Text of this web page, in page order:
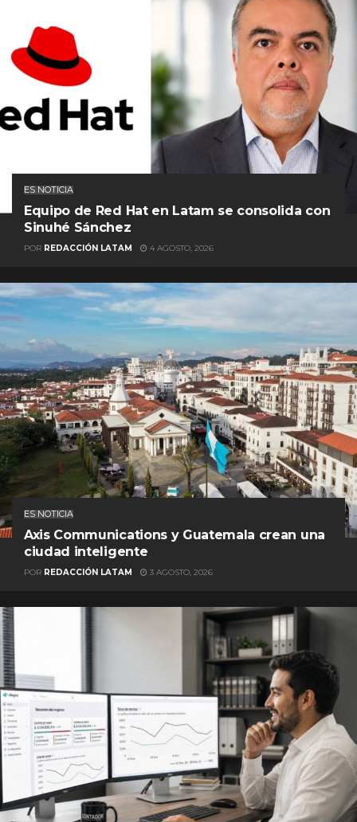
ES NOTICIA
Equipo de Red Hat en Latam se consolida con
Sinuhé Sánchez
POR REDACCIÓN LATAM 4 AGOSTO, 2026
ES NOTICIA
Axis Communications y Guatemala crean una
ciudad inteligente
POR REDACCIÓN LATAM 3 AGOSTO, 2026